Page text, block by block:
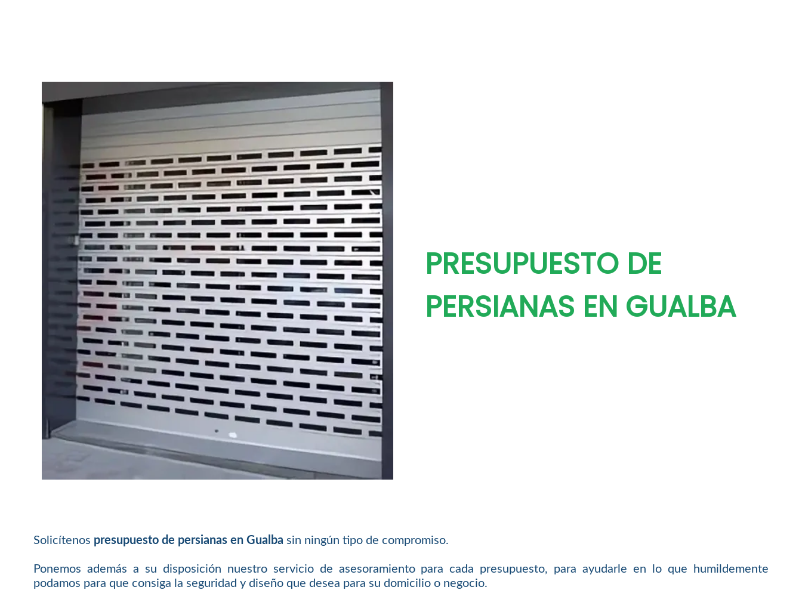
PRESUPUESTO DE
PERSIANAS EN GUALBA
Solicítenos presupuesto de persianas en Gualba sin ningún tipo de compromiso.
Ponemos además a su disposición nuestro servicio de asesoramiento para cada presupuesto, para ayudarle en lo que humildemente
podamos para que consiga la seguridad y diseño que desea para su domicilio o negocio.